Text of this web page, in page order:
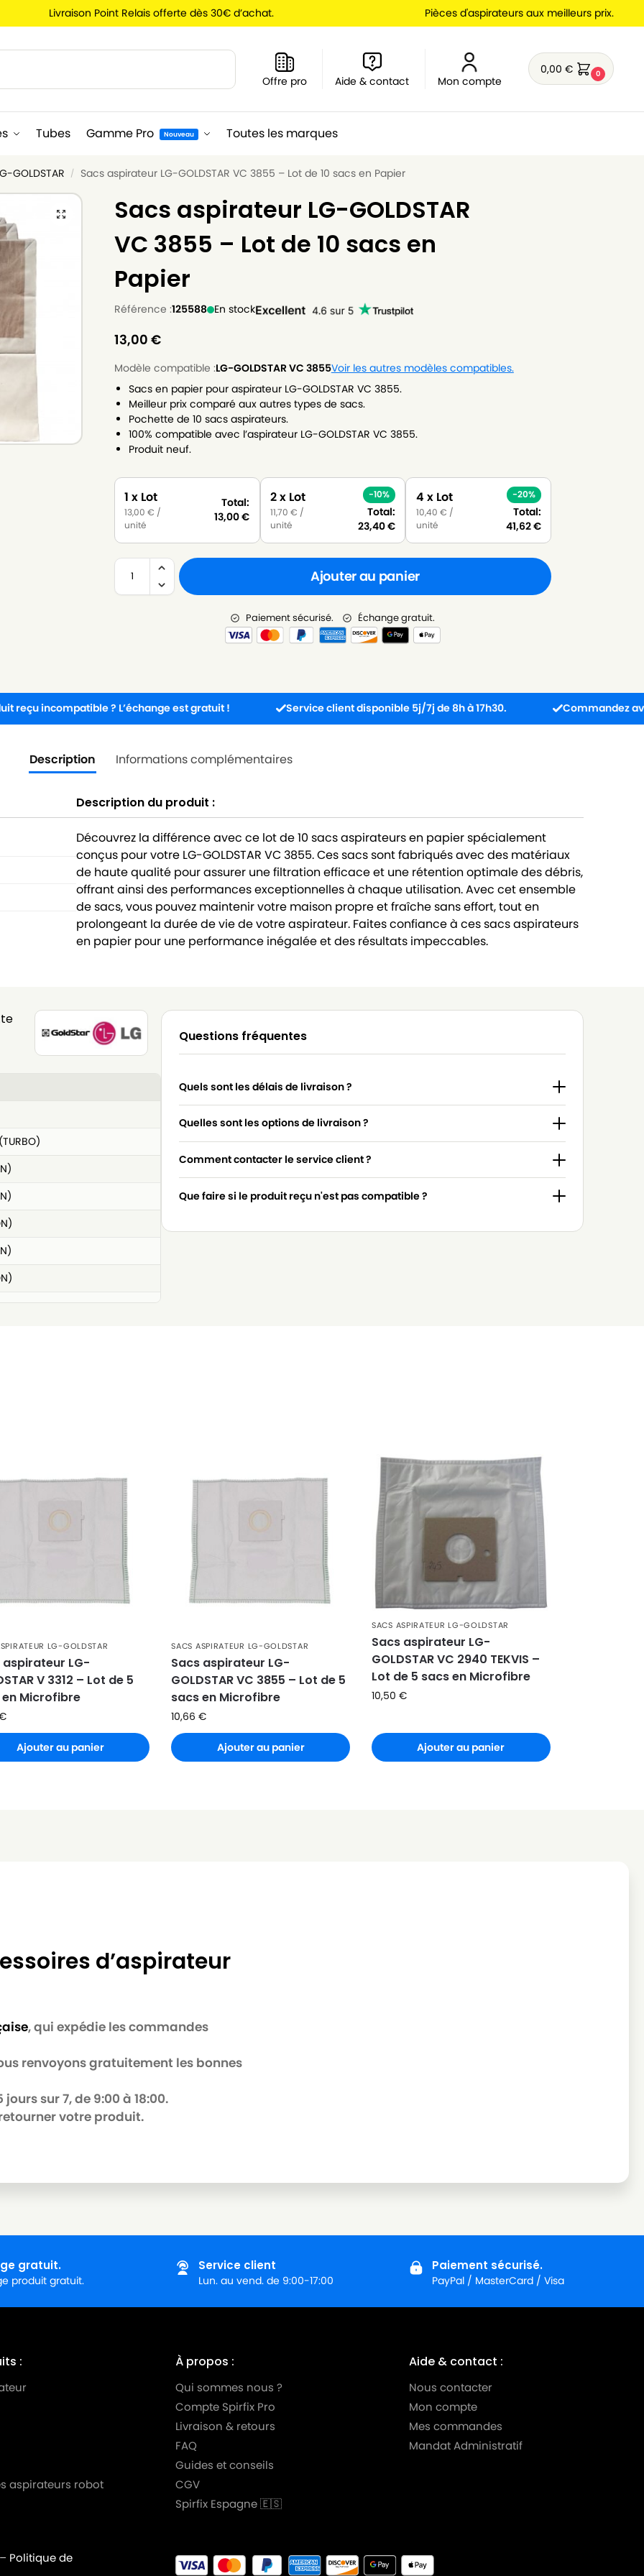
Livraison Point Relais offerte dès 30€ d’achat. Pièces d'aspirateurs aux meilleurs prix.
Offre pro Aide & contact Mon compte
0,00€ 0
Tubes Gamme Pro Nouveau Toutes les marques
GOLDSTAR / Sacs aspirateur LG-GOLDSTAR VC 3855 – Lot de 10 sacs en Papier
Sacs aspirateur LG-GOLDSTAR
VC 3855 – Lot de 10 sacs en
Papier
Référence :125588 En stock
13,00 €
Modèle compatible :LG-GOLDSTAR VC 3855Voir les autres modèles compatibles.
Sacs en papier pour aspirateur LG-GOLDSTAR VC 3855.
Meilleur prix comparé aux autres types de sacs.
Pochette de 10 sacs aspirateurs.
100% compatible avec l’aspirateur LG-GOLDSTAR VC 3855.
Produit neuf.
1 x Lot
13,00€ /
unité
Total:
13,00€
2 x Lot
11,70€ /
unité
-10%
Total:
23,40€
4 x Lot
10,40 € /
unité
-20%
Total:
41,62€
Ajouter au panier
Paiement sécurisé. Échange gratuit.
? L’échange est gratuit ! Service client disponible 5j/7j de 8h à 17h30. Commandez avant 13h :
Description Informations complémentaires
Description du produit :
Découvrez la différence avec ce lot de 10 sacs aspirateurs en papier spécialement
conçus pour votre LG-GOLDSTAR VC 3855. Ces sacs sont fabriqués avec des matériaux
de haute qualité pour assurer une filtration efficace et une rétention optimale des débris,
offrant ainsi des performances exceptionnelles à chaque utilisation. Avec cet ensemble
de sacs, vous pouvez maintenir votre maison propre et fraîche sans effort, tout en
prolongeant la durée de vie de votre aspirateur. Faites confiance à ces sacs aspirateurs
en papier pour une performance inégalée et des résultats impeccables.
(TURBO)
Questions fréquentes
Quels sont les délais de livraison ?
Quelles sont les options de livraison ?
Comment contacter le service client ?
Que faire si le produit reçu n'est pas compatible ?
LG-GOLDSTAR
aspirateur LG-
V 3312 – Lot de 5
Microfibre
Ajouter au panier
SACS ASPIRATEUR LG-GOLDSTAR
Sacs aspirateur LG-
GOLDSTAR VC 3855 – Lot de 5
sacs en Microfibre
10,66€
Ajouter au panier
SACS ASPIRATEUR LG-GOLDSTAR
Sacs aspirateur LG-
GOLDSTAR VC 2940 TEKVIS –
Lot de 5 sacs en Microfibre
10,50€
Ajouter au panier
d’aspirateur
, qui expédie les commandes
renvoyons gratuitement les bonnes
sur 7, de 9:00 à 18:00.
votre produit.
gratuit.
produit gratuit.
Service client
Lun. au vend. de 9:00-17:00
Paiement sécurisé.
PayPal / MasterCard / Visa
:
aspirateurs robot
À propos :
Qui sommes nous ?
Compte Spirfix Pro
Livraison & retours
FAQ
Guides et conseils
CGV
Spirfix Espagne 🇪🇸
Aide & contact :
Nous contacter
Mon compte
Mes commandes
Mandat Administratif
– Politique de